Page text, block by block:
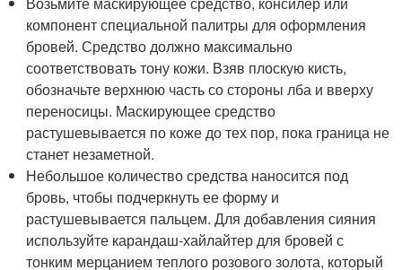
компонент специальной палитры для оформления
бровей. Средство должно максимально
соответствовать тону кожи. Взяв плоскую кисть,
обозначьте верхнюю часть со стороны лба и вверху
переносицы. Маскирующее средство
растушевывается по коже до тех пор, пока граница не
станет незаметной.
Небольшое количество средства наносится под
бровь, чтобы подчеркнуть ее форму и
растушевывается пальцем. Для добавления сияния
используйте карандаш-хайлайтер для бровей с
тонким мерцанием теплого розового золота, который